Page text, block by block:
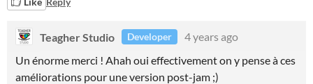
Teagher Studio Developer
4 years ago
Un énorme merci ! Ahah oui effectivement on y pense à ces
améliorations pour une version post-jam ;)